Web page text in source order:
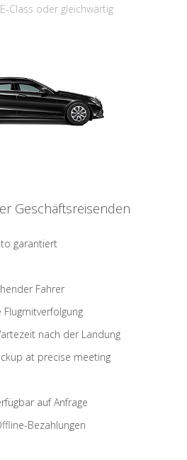
Class oder gleichwärtig
Geschäftsreisenden
garantiert
Fahrer
nach der Landung
at precise meeting
auf Anfrage
Bezahlungen